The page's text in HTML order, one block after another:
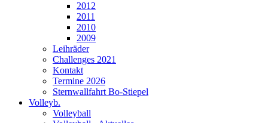
2012
2011
2010
2009
Leihräder
Challenges 2021
Kontakt
Termine 2026
Sternwallfahrt Bo-Stiepel
Volleyb.
Volleyball